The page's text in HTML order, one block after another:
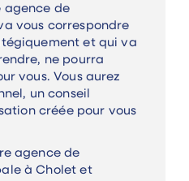
agence de
vous correspondre
et qui va
ne pourra
vous. Vous aurez
un conseil
créée pour vous
agence de
à Cholet et